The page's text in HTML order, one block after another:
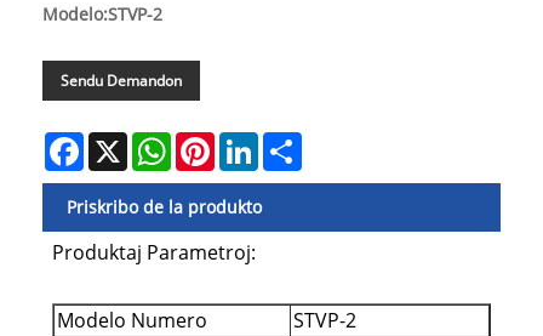
Modelo:STVP-2
Sendu Demandon
Facebook
X WhatsAppPinterestLinkedIn
Priskribo de la produkto
Produktaj Parametroj:
Modelo Numero
STVP-2